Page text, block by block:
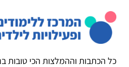
כל הכתבות וההמלצות הכי טובות